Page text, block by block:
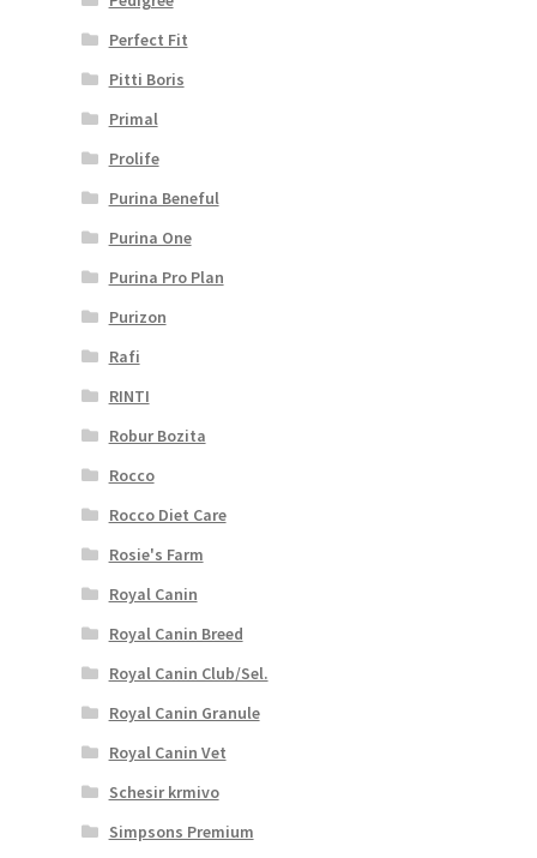
Perfect Fit
Pitti Boris
Primal
Prolife
Purina Beneful
Purina One
Purina Pro Plan
Purizon
Rafi
RINTI
Robur Bozita
Rocco
Rocco Diet Care
Rosie's Farm
Royal Canin
Royal Canin Breed
Royal Canin Club/Sel.
Royal Canin Granule
Royal Canin Vet
Schesir krmivo
Simpsons Premium